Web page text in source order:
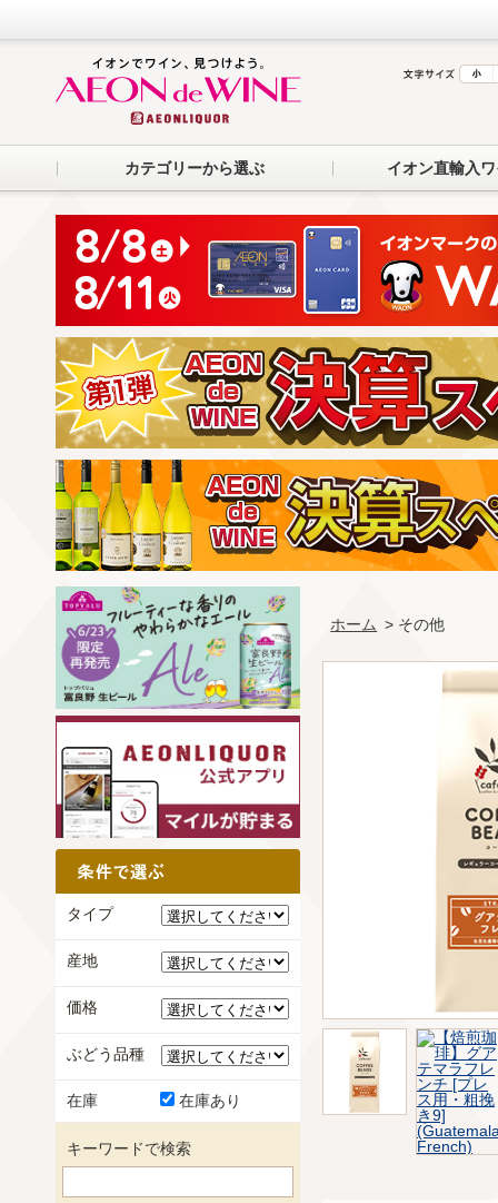
カテゴリーから選ぶ イオン直輸入
ホーム > その他
タイプ
産地
価格
ぶどう品種
在庫 在庫あり
キーワードで検索